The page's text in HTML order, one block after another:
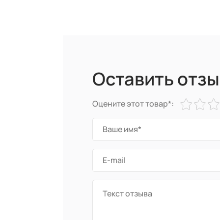
Оставить
Оцените этот товар*: